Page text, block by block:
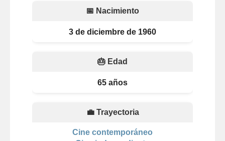
📅 Nacimiento
3 de diciembre de 1960
🎂 Edad
65 años
💼 Trayectoria
Cine contemporáneo